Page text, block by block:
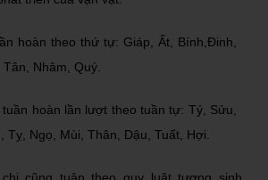
hoàn theo thứ tự: Giáp, Ất, Bính,Đinh,
Nhâm, Quý.
hoàn lần lượt theo tuần tự: Tý, Sửu,
Tỵ, Ngọ, Mùi, Thân, Dậu, Tuất, Hợi.
cũng tuân theo quy luật tương sinh,